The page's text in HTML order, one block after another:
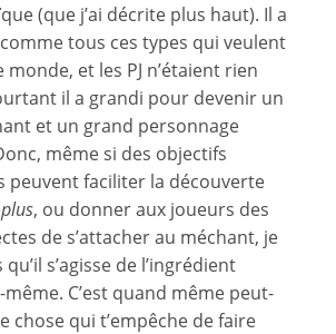
(que j’ai décrite plus haut). Il a
tous ces types qui veulent
et les PJ n’étaient rien
il a grandi pour devenir un
et un grand personnage
même si des objectifs
peuvent faciliter la découverte
, ou donner aux joueurs des
de s’attacher au méchant, je
s’agisse de l’ingrédient
C’est quand même peut-
chose qui t’empêche de faire